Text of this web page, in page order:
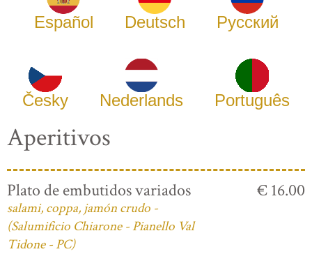
Español Deutsch Русский
Česky Nederlands Português
Aperitivos
Plato de embutidos variados
salami, coppa, jamón crudo -
(Salumificio Chiarone - Pianello Val
Tidone - PC)
€ 16.00